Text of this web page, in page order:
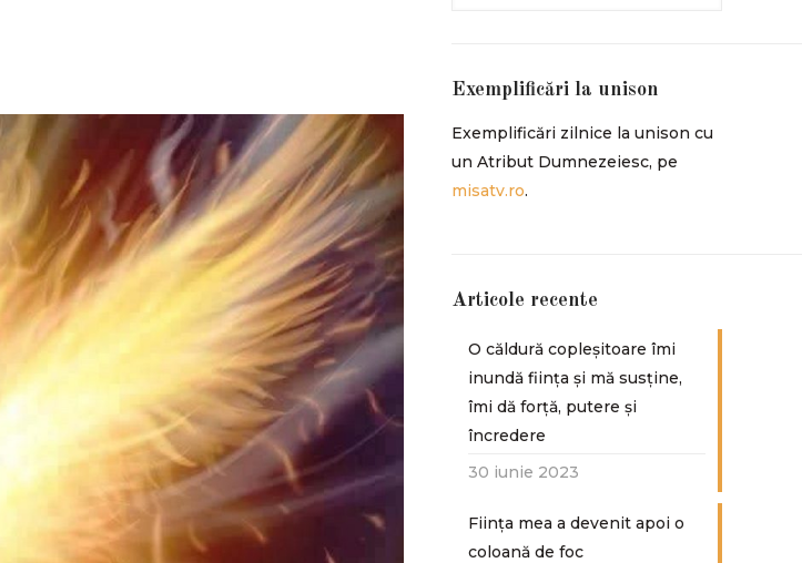
Exemplificări la unison
Exemplificări zilnice la unison cu
un Atribut Dumnezeiesc, pe
misatv.ro.
Articole recente
O căldură copleșitoare îmi
inundă ființa și mă susține,
îmi dă forță, putere și
încredere
30 iunie 2023
Ființa mea a devenit apoi o
coloană de foc